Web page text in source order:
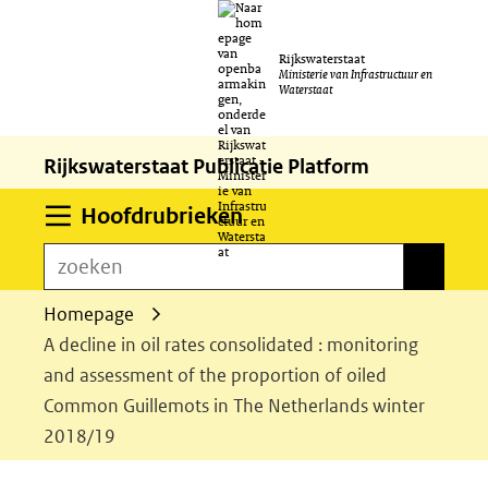
naar
de
inhoud
Rijkswaterstaat
Ministerie van Infrastructuur en
Waterstaat
Rijkswaterstaat Publicatie Platform
HoofdrubriekenUitklappen
zoeken
Homepage
A decline in oil rates consolidated : monitoring
and assessment of the proportion of oiled
Common Guillemots in The Netherlands winter
2018/19